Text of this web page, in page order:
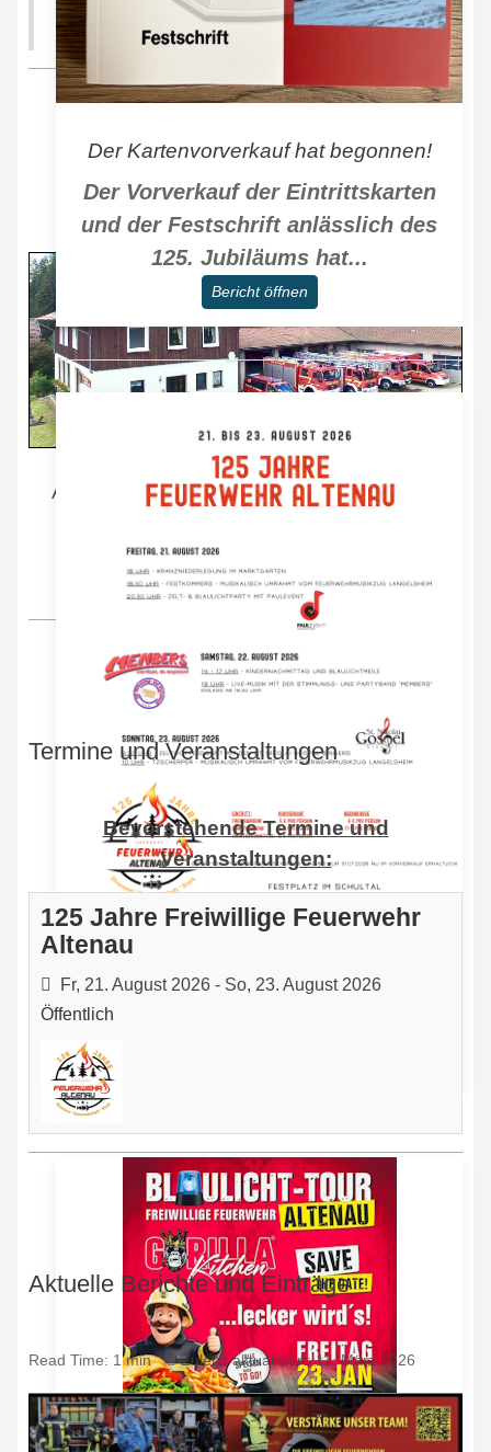
Der Kartenvorverkauf hat begonnen!
Der Vorverkauf der Eintrittskarten
und der Festschrift anlässlich des
125. Jubiläums hat...
Bericht öffnen
Programm
Herzlich Willkommen
auf der Homepage der
Freiwilligen Feuerwehr Altenau
Auf folgenden Seiten möchten wir uns gerne
viel Spaß beim stöbern.
Termine und Veranstaltungen
Bevorstehende Termine und
Veranstaltungen:
125 Jahre Freiwillige Feuerwehr
Altenau
Fr, 21. August 2026 - So, 23. August 2026
Öffentlich
Aktuelle Berichte und Einträge
Read Time: 1 min Zuletzt aktualisiert: 11. März 2026